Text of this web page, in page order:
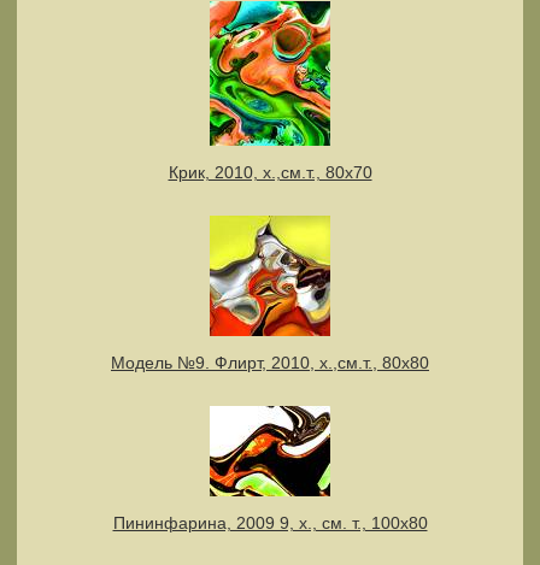
Крик, 2010, х.,см.т., 80х70
Модель №9. Флирт, 2010, х.,см.т., 80х80
Пининфарина, 2009 9, х., см. т., 100х80